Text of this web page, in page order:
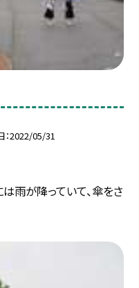
2022/05/31
雨が降っていて、傘をさ